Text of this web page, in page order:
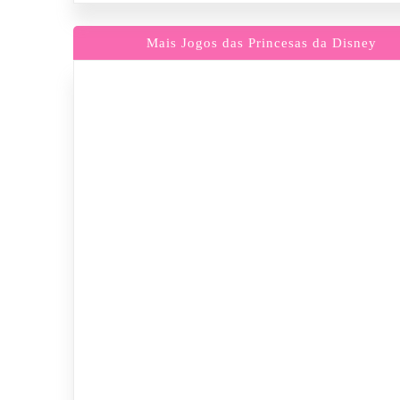
Mais Jogos das Princesas da Disney